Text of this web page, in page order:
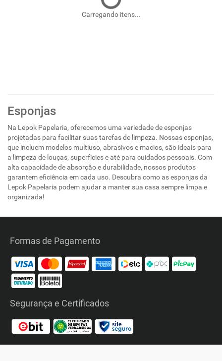
Carregando itens...
Esponjas
Na Lepok Papelaria, oferecemos uma variedade de esponjas
projetadas para facilitar suas tarefas de limpeza. Nossas esponjas,
que incluem modelos multiuso, abrasivos e macios, são ideais para
a limpeza de louças, superfícies e até para cuidados pessoais. Com
alta capacidade de absorção e durabilidade, nossos produtos
garantem eficiência em cada uso. Descubra como as esponjas da
Lepok Papelaria podem ajudar a manter sua casa sempre limpa e
organizada!
Formas de Pagamento
Segurança e Certificados